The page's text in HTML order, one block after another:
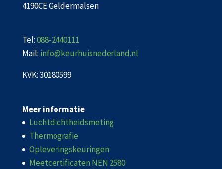
4190CE Geldermalsen
Tel:088-2440111
Mail: info@keurhuisnederland.nl
KVK: 30180599
Meer informatie
Luchtdichtheidsmeting
Thermografie
Opleveringskeuringen
Meetcertificaten NEN 2580